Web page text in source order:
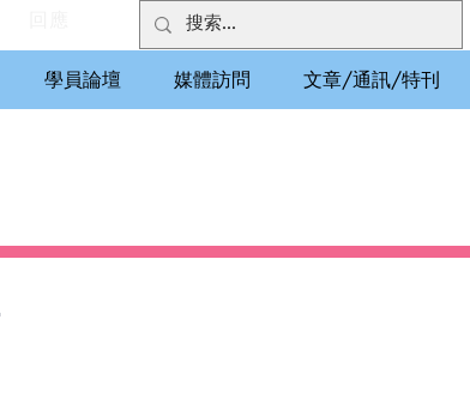
學員論壇 媒體訪問 文章/通訊/特刊